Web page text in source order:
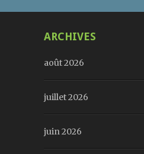
ARCHIVES
août 2026
juillet 2026
juin 2026